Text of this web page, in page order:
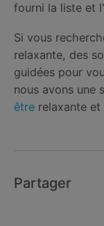
fourni la liste et
Si vous
relaxante, des
guidées pour
nous avons une
être relaxante et
Partager